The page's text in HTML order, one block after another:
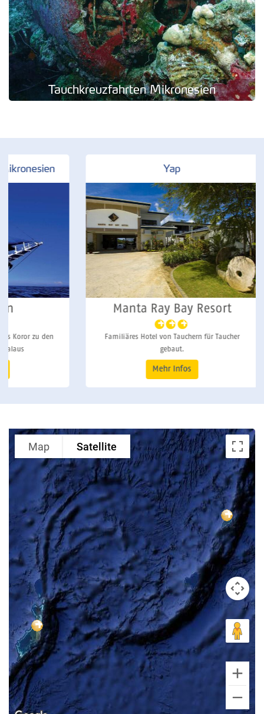
Tauchkreuzfahrten Mikronesien
Manta Ray Bay Resort
Familiäres Hotel von Tauchern für Taucher
Map Satellite